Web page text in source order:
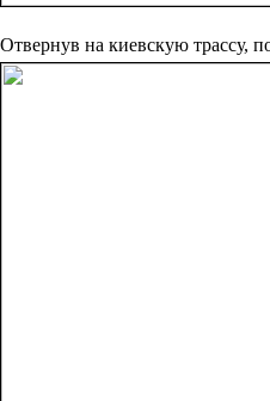
Отвернув на киевскую трассу,